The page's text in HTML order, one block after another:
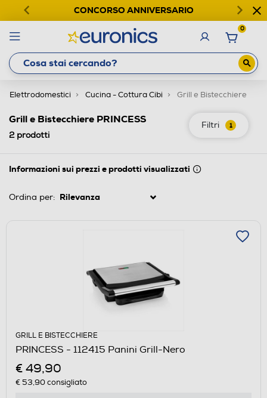
CONCORSO ANNIVERSARIO
0
Elettrodomestici Cucina - Cottura Cibi Grill e Bistecchiere
Filtri 1
Grill e Bistecchiere PRINCESS
2prodotti
Informazioni sui prezzi e prodotti visualizzati
Ordina per:
GRILL E BISTECCHIERE
PRINCESS - 112415 Panini Grill-Nero
€ 49,90
€ 53,90consigliato